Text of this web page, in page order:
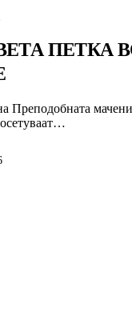
ПЕТКА
Преподобната